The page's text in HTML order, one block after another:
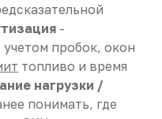
-
пробок, окон
топливо и время
нагрузки /
понимать, где